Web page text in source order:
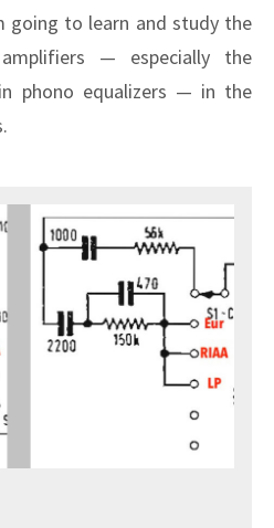
going to learn and study the
— especially the
phono equalizers — in the